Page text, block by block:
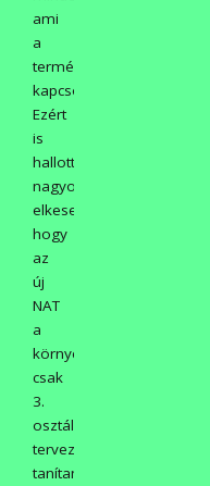
ami
a
természettel
kapcsolatos.
Ezért
is
hallottam
nagyon
elkeseredetten,
hogy
az
új
NAT
a
környezetismeretet
csak
3.
osztálytól
tervezi
tanítani!